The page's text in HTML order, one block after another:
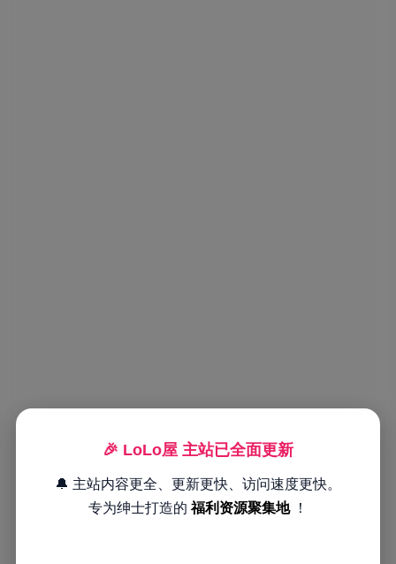
🎉 LoLo屋 主站已全面更新
🔔 主站内容更全、更新更快、访问速度更快。
专为绅士打造的福利资源聚集地 ！